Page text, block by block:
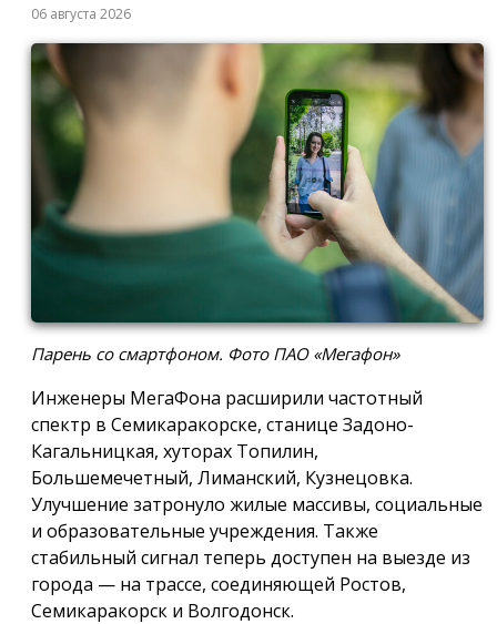
06 августа 2026
Парень со смартфоном. Фото ПАО «Мегафон»
Инженеры МегаФона расширили частотный
спектр в Семикаракорске, станице Задоно-
Кагальницкая, хуторах Топилин,
Большемечетный, Лиманский, Кузнецовка.
Улучшение затронуло жилые массивы, социальные
и образовательные учреждения. Также
стабильный сигнал теперь доступен на выезде из
города — на трассе, соединяющей Ростов,
Семикаракорск и Волгодонск.